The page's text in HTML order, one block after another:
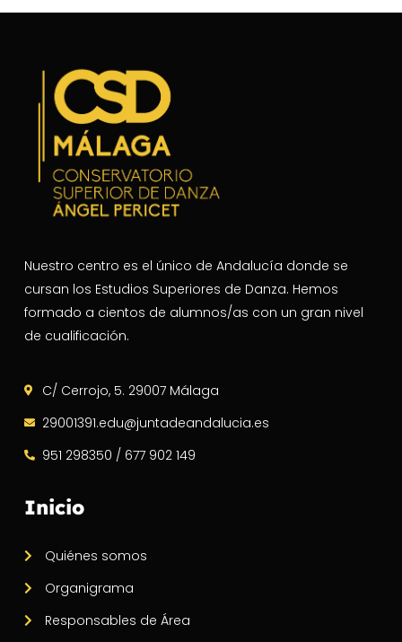
Nuestro centro es el único de Andalucía donde se
cursan los Estudios Superiores de Danza. Hemos
formado a cientos de alumnos/as con un gran nivel
de cualificación.
C/ Cerrojo, 5. 29007 Málaga
29001391.edu@juntadeandalucia.es
951 298350 / 677 902 149
Inicio
Quiénes somos
Organigrama
Responsables de Área